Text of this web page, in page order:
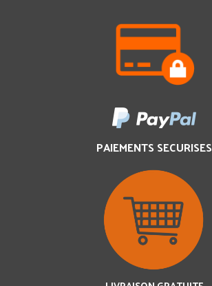
PAIEMENTS SECURISES